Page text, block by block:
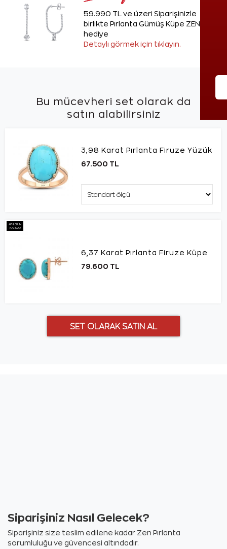
59.990 TL ve üzeri Siparişinizle
birlikte Pırlanta Gümüş Küpe ZEN'den
hediye
Detaylı görmek için tıklayın.
Bu mücevheri set olarak da
satın alabilirsiniz
3,98 Karat Pırlanta Firuze Yüzük
67.500 TL
AYNI GÜN
KARGO
6,37 Karat Pırlanta Firuze Küpe
79.600 TL
Siparişiniz Nasıl Gelecek?
Siparişiniz size teslim edilene kadar Zen Pırlanta
sorumluluğu ve güvencesi altındadır.